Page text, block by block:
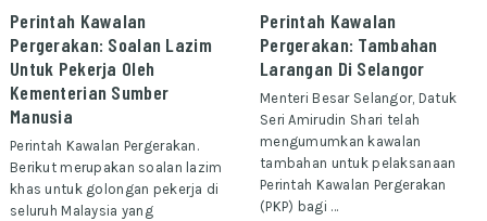
Perintah Kawalan
Pergerakan: Soalan Lazim
Untuk Pekerja Oleh
Kementerian Sumber
Manusia
Perintah Kawalan Pergerakan.
Berikut merupakan soalan lazim
khas untuk golongan pekerja di
seluruh Malaysia yang
Perintah Kawalan
Pergerakan: Tambahan
Larangan Di Selangor
Menteri Besar Selangor, Datuk
Seri Amirudin Shari telah
mengumumkan kawalan
tambahan untuk pelaksanaan
Perintah Kawalan Pergerakan
(PKP) bagi …